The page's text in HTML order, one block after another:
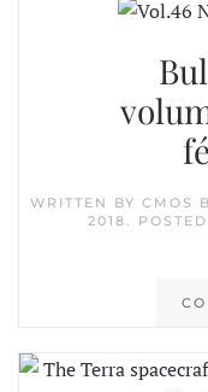
WRITTEN BY CMOS
2018.